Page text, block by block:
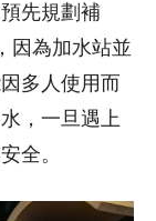
先規劃補
因為加水站並
多人使用而
，一旦遇上
全。